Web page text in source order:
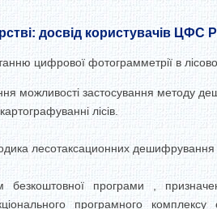
досвід користувачів ЦФС
цифрової фотограмметрії в
можливості застосування методу
лісів.
лесотаксационних
програми ,
програмного